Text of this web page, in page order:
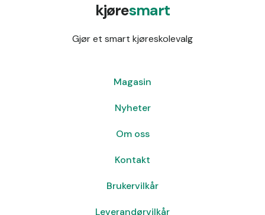
kjøresmart
Gjør et smart kjøreskolevalg
Magasin
Nyheter
Om oss
Kontakt
Brukervilkår
Leverandørvilkår